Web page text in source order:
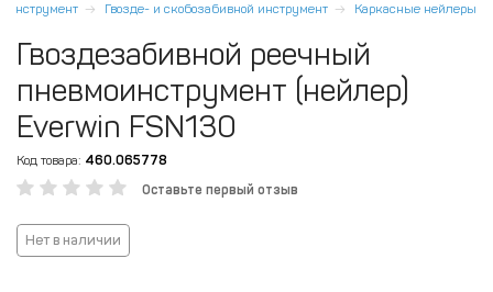
инструмент Гвозде- и скобозабивной инструмент Каркасные нейлеры
Гвоздезабивной реечный
пневмоинструмент (нейлер)
Everwin FSN130
Код товара: 460.065778
Оставьте первый отзыв
Нет в наличии